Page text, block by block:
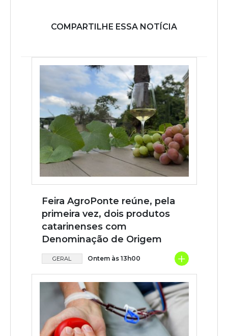
COMPARTILHE ESSA NOTÍCIA
Feira AgroPonte reúne, pela
primeira vez, dois produtos
catarinenses com
Denominação de Origem
GERAL Ontem às 13h00 +